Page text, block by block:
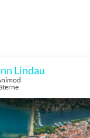
Lindau